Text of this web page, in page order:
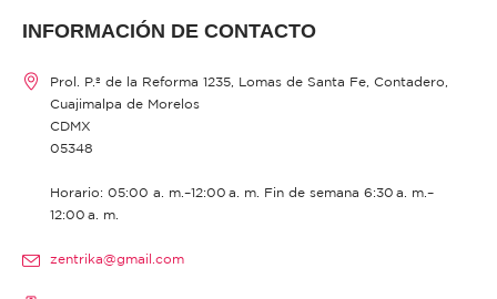
INFORMACIÓN DE CONTACTO
Prol. P.º de la Reforma 1235, Lomas de Santa Fe, Contadero,
Cuajimalpa de Morelos
CDMX
05348
Horario: 05:00 a. m.–12:00 a. m. Fin de semana 6:30 a. m.–
12:00 a. m.
zentrika@gmail.com